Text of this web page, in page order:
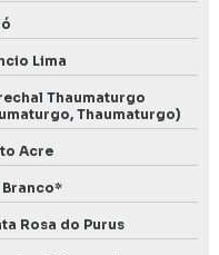
Lima
Thaumaturgo
Thaumaturgo)
Acre
Branco*
Rosa do Purus